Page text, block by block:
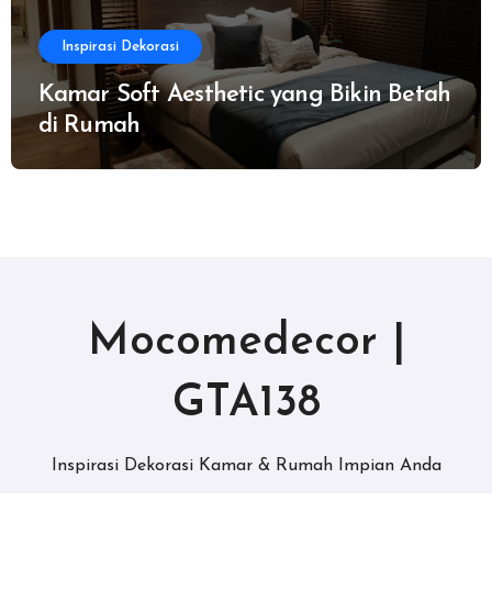
Inspirasi Dekorasi
Kamar Soft Aesthetic yang Bikin Betah
di Rumah
Mocomedecor |
GTA138
Inspirasi Dekorasi Kamar & Rumah Impian Anda